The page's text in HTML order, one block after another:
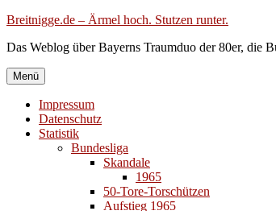
Zum
springen
Breitnigge.de – Ärmel hoch. Stutzen runter.
Das Weblog über Bayerns Traumduo der 80er, die
Menü
Impressum
Datenschutz
Statistik
Bundesliga
Skandale
1965
50-Tore-Torschützen
Aufstieg 1965